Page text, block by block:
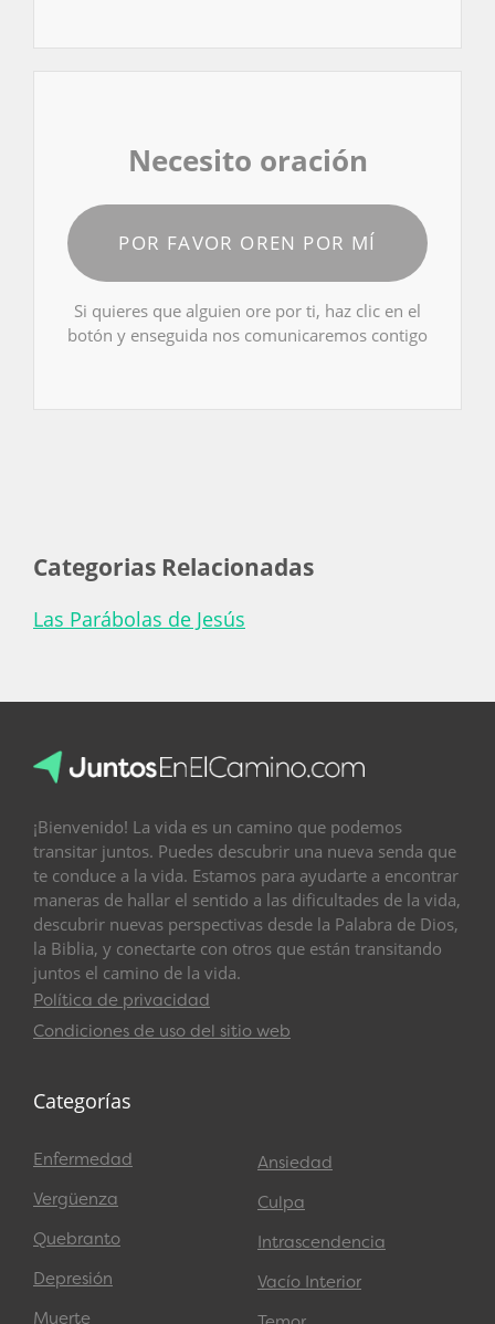
Necesito oración
POR FAVOR OREN POR MÍ
Si quieres que alguien ore por ti, haz clic en el
botón y enseguida nos comunicaremos contigo
Categorias Relacionadas
Las Parábolas de Jesús
¡Bienvenido! La vida es un camino que podemos
transitar juntos. Puedes descubrir una nueva senda que
te conduce a la vida. Estamos para ayudarte a encontrar
maneras de hallar el sentido a las dificultades de la vida,
descubrir nuevas perspectivas desde la Palabra de Dios,
la Biblia, y conectarte con otros que están transitando
juntos el camino de la vida.
Política de privacidad
Condiciones de uso del sitio web
Categorías
Enfermedad
Vergüenza
Quebranto
Depresión
Muerte
Ansiedad
Culpa
Intrascendencia
Vacío Interior